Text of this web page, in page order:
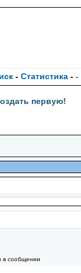
- Статистика - -
первую!
в сообщении